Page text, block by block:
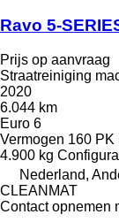
Ravo 5-
Prijs op aanvraag
Straatreiniging
2020
6.044 km
Euro 6
Vermogen 160 PK
4.900 kg
Nederland,
CLEANMAT
Contact opnemen